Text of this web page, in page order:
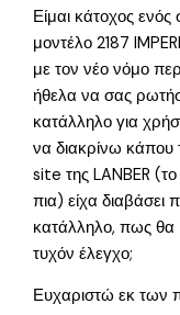
Είμαι κάτοχος
μοντέλο 2187
με τον νέο νόμο
ήθελα να σας
κατάλληλο για
να διακρίνω κάπου
site της LANBER
πια) είχα διαβάσει
κατάλληλο, πως θα
τυχόν έλεγχο;
Ευχαριστώ εκ των